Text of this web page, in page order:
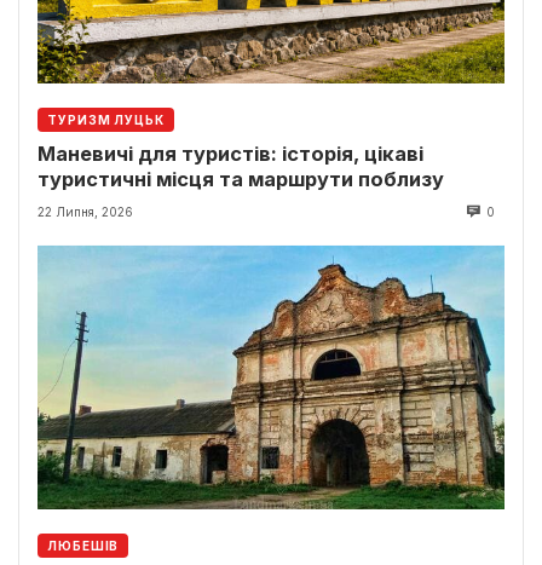
ТУРИЗМ ЛУЦЬК
Маневичі для туристів: історія, цікаві
туристичні місця та маршрути поблизу
22 Липня, 2026 0
ЛЮБЕШІВ